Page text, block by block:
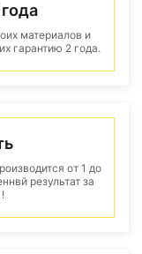
материалов и
гарантию 2 года.
от 1 до
результат за